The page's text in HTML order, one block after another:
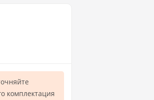
комплектация